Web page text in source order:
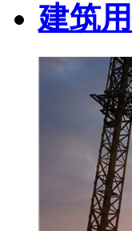
建筑